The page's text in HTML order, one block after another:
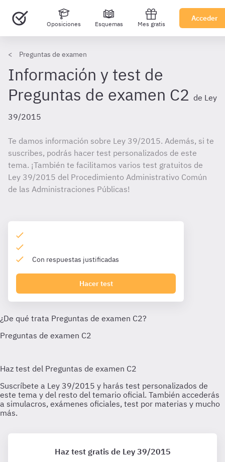
Oposiciones Esquemas Mes gratis
Acceder
Preguntas de examen
Información y test de
Preguntas de examen C2 de Ley
39/2015
Te damos información sobre Ley 39/2015. Además, si te
suscribes, podrás hacer test personalizados de este
tema. ¡También te facilitamos varios test gratuitos de
Ley 39/2015 del Procedimiento Administrativo Común
de las Administraciones Públicas!
Con respuestas justificadas
Hacer test
Haz test gratis de Ley 39/2015